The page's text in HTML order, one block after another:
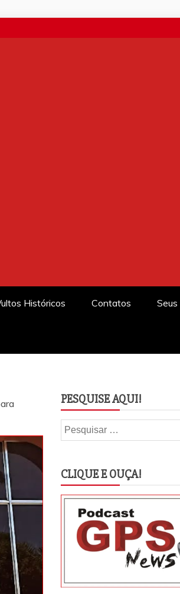
Históricos Contatos
PESQUISE AQUI!
Pesquisar
por:
CLIQUE E OUÇA!